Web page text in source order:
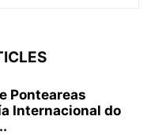
Ponteareas
Internacional do